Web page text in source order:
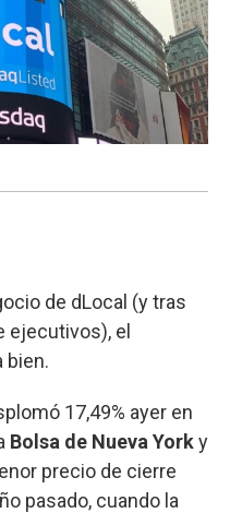
de dLocal (y tras
ejecutivos), el
bien.
17,49% ayer en
Bolsa de Nueva Yorky
precio de cierre
pasado, cuando la